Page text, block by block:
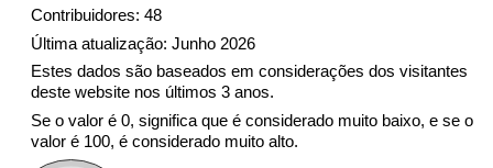
Contribuidores: 48
Última atualização: Junho 2026
Estes dados são baseados em considerações dos visitantes
deste website nos últimos 3 anos.
Se o valor é 0, significa que é considerado muito baixo, e se o
valor é 100, é considerado muito alto.
Indicador de Trânsito
Indicador de Trânsito (Atual)
Indicador de Trânsito por País